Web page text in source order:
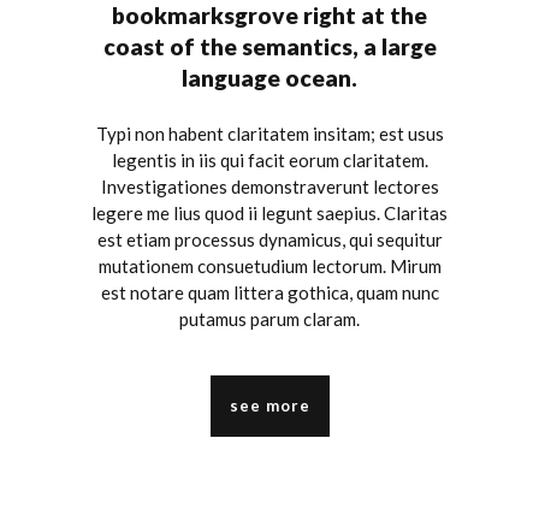
bookmarksgrove right at the
coast of the semantics, a large
language ocean.
Typi non habent claritatem insitam; est usus
legentis in iis qui facit eorum claritatem.
Investigationes demonstraverunt lectores
legere me lius quod ii legunt saepius. Claritas
est etiam processus dynamicus, qui sequitur
mutationem consuetudium lectorum. Mirum
est notare quam littera gothica, quam nunc
putamus parum claram.
see more